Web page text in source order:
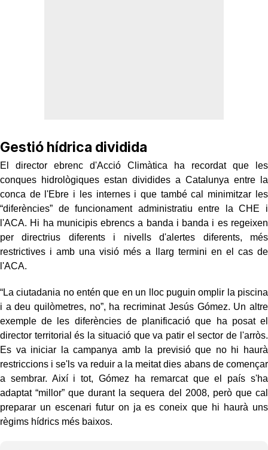
Gestió hídrica dividida
El director ebrenc d'Acció Climàtica ha recordat que les
conques hidrològiques estan dividides a Catalunya entre la
conca de l'Ebre i les internes i que també cal minimitzar les
“diferències” de funcionament administratiu entre la CHE i
l'ACA. Hi ha municipis ebrencs a banda i banda i es regeixen
per directrius diferents i nivells d'alertes diferents, més
restrictives i amb una visió més a llarg termini en el cas de
l'ACA.
“La ciutadania no entén que en un lloc puguin omplir la piscina
i a deu quilòmetres, no”, ha recriminat Jesús Gómez. Un altre
exemple de les diferències de planificació que ha posat el
director territorial és la situació que va patir el sector de l'arròs.
Es va iniciar la campanya amb la previsió que no hi haurà
restriccions i se'ls va reduir a la meitat dies abans de començar
a sembrar. Així i tot, Gómez ha remarcat que el país s'ha
adaptat “millor” que durant la sequera del 2008, però que cal
preparar un escenari futur on ja es coneix que hi haurà uns
règims hídrics més baixos.